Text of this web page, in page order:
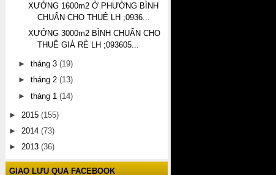
XƯỞNG 1600m2 Ở PHƯỜNG BÌNH
CHUẨN CHO THUÊ LH ;0936...
XƯỞNG 3000m2 BÌNH CHUẨN CHO
THUÊ GIÁ RẺ LH ;093605...
►tháng 3(19)
►tháng 2(13)
►tháng 1(14)
► 2015 (155)
► 2014 (73)
► 2013 (36)
GIAO LƯU QUA FACEBOOK